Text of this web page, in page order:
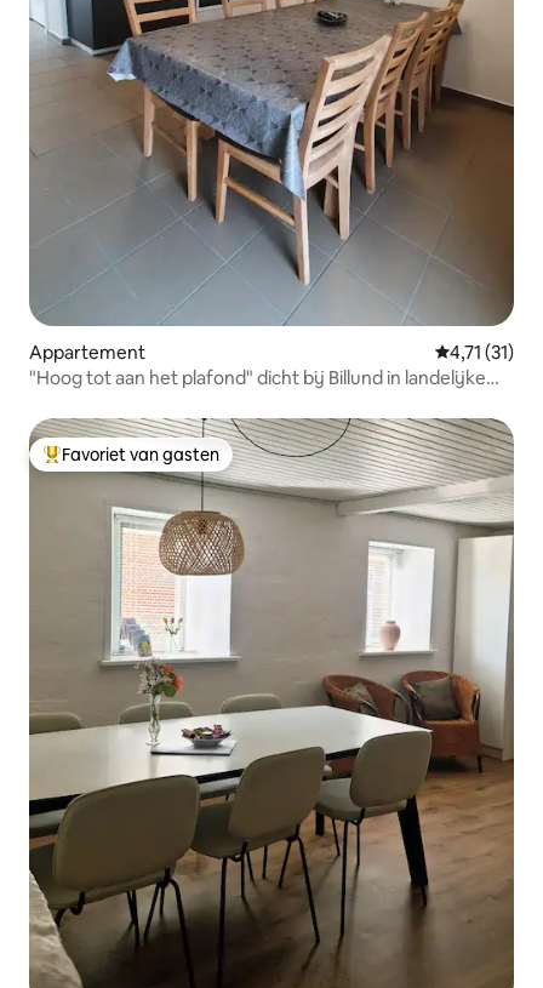
Appartement Gemiddelde
4,71 (31)
"Hoog tot aan het plafond" dicht bij Billund in landelijke
Topfavoriet van gasten
Favoriet van gasten